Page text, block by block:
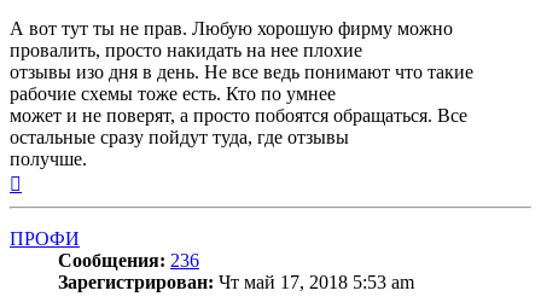
А вот тут ты не прав. Любую хорошую фирму можно
провалить, просто накидать на нее плохие
отзывы изо дня в день. Не все ведь понимают что такие
рабочие схемы тоже есть. Кто по умнее
может и не поверят, а просто побоятся обращаться. Все
остальные сразу пойдут туда, где отзывы
получше.
ПРОФИ
Сообщения: 236
Зарегистрирован: Чт май 17, 2018 5:53 am